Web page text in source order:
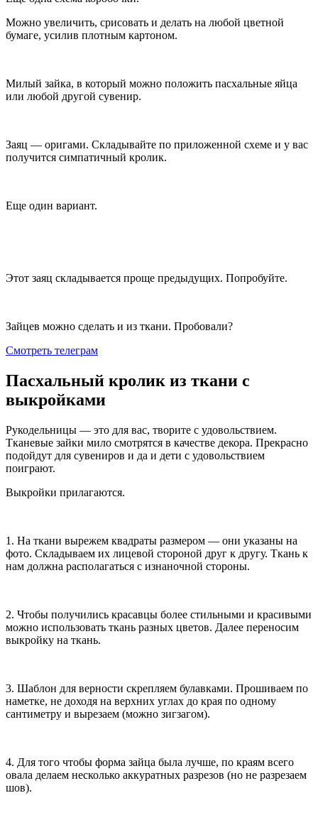
Можно увеличить, срисовать и делать на любой цветной
бумаге, усилив плотным картоном.
Милый зайка, в который можно положить пасхальные яйца
или любой другой сувенир.
Заяц — оригами. Складывайте по приложенной схеме и у вас
получится симпатичный кролик.
Еще один вариант.
Этот заяц складывается проще предыдущих. Попробуйте.
Зайцев можно сделать и из ткани. Пробовали?
Смотреть телеграм
Пасхальный кролик из ткани с
выкройками
Рукодельницы — это для вас, творите с удовольствием.
Тканевые зайки мило смотрятся в качестве декора. Прекрасно
подойдут для сувениров и да и дети с удовольствием
поиграют.
Выкройки прилагаются.
1. На ткани вырежем квадраты размером — они указаны на
фото. Складываем их лицевой стороной друг к другу. Ткань к
нам должна располагаться с изнаночной стороны.
2. Чтобы получились красавцы более стильными и красивыми
можно использовать ткань разных цветов. Далее переносим
выкройку на ткань.
3. Шаблон для верности скрепляем булавками. Прошиваем по
наметке, не доходя на верхних углах до края по одному
сантиметру и вырезаем (можно зигзагом).
4. Для того чтобы форма зайца была лучше, по краям всего
овала делаем несколько аккуратных разрезов (но не разрезаем
шов).